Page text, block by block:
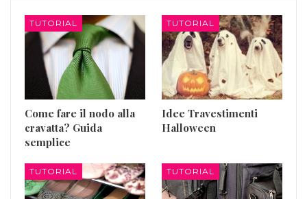
TUTORIAL
Come fare il nodo alla
cravatta? Guida
semplice
TUTORIAL
Idee Travestimenti
Halloween
TUTORIAL TUTORIAL